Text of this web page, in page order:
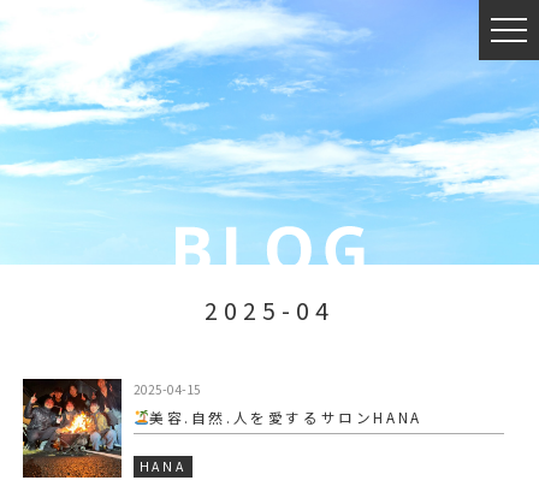
2025-04
2025-04-15
美容.自然.人を愛するサロンHANA
HANA